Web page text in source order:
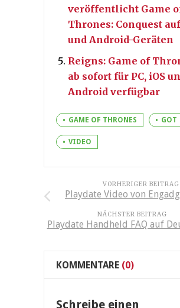
veröffentlicht Game
Thrones: Conquest
und Android-Geräten
Reigns: Game of
ab sofort für PC, iOS
Android verfügbar
GAME OF THRONES GOT
VIDEO
VORHERIGER BEITRAG
Playdate Video von
NÄCHSTER BEITRAG
Playdate Handheld FAQ auf
KOMMENTARE (0)
Schreibe einen